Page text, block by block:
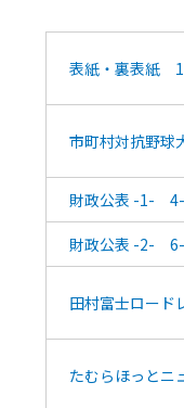
表紙・裏表紙
市町村対抗野
財政公表 -1-
財政公表 -2-
田村富士ロー
たむらほっと